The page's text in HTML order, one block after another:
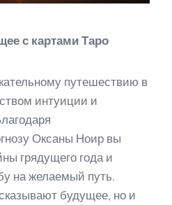
с картами Таро
путешествию в
интуиции и
Оксаны Ноир вы
грядущего года и
на желаемый путь.
будущее, но и